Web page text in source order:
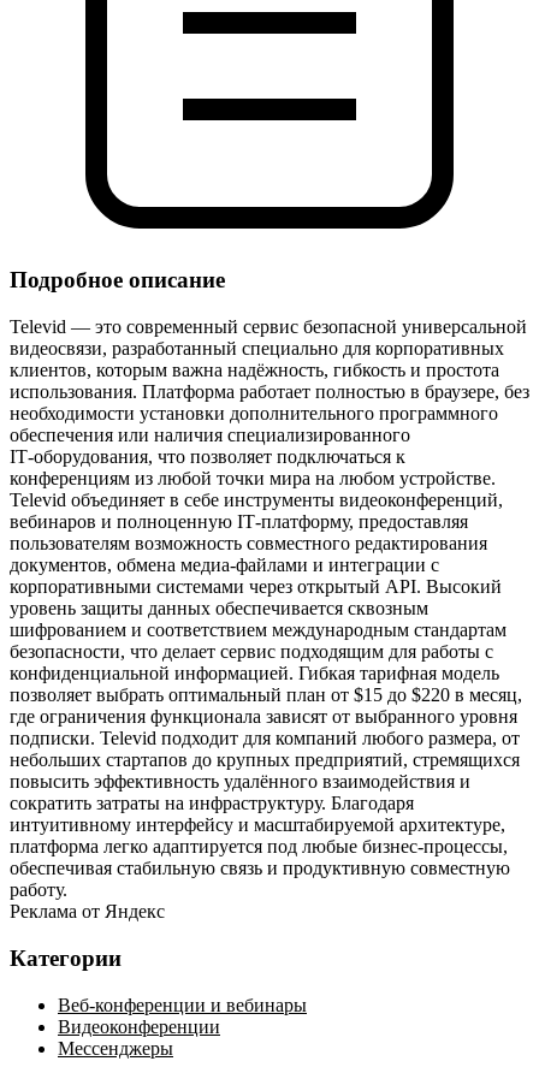
Подробное описание
Televid — это современный сервис безопасной универсальной
видеосвязи, разработанный специально для корпоративных
клиентов, которым важна надёжность, гибкость и простота
использования. Платформа работает полностью в браузере, без
необходимости установки дополнительного программного
обеспечения или наличия специализированного
IT‑оборудования, что позволяет подключаться к
конференциям из любой точки мира на любом устройстве.
Televid объединяет в себе инструменты видеоконференций,
вебинаров и полноценную IT‑платформу, предоставляя
пользователям возможность совместного редактирования
документов, обмена медиа‑файлами и интеграции с
корпоративными системами через открытый API. Высокий
уровень защиты данных обеспечивается сквозным
шифрованием и соответствием международным стандартам
безопасности, что делает сервис подходящим для работы с
конфиденциальной информацией. Гибкая тарифная модель
позволяет выбрать оптимальный план от $15 до $220 в месяц,
где ограничения функционала зависят от выбранного уровня
подписки. Televid подходит для компаний любого размера, от
небольших стартапов до крупных предприятий, стремящихся
повысить эффективность удалённого взаимодействия и
сократить затраты на инфраструктуру. Благодаря
интуитивному интерфейсу и масштабируемой архитектуре,
платформа легко адаптируется под любые бизнес‑процессы,
обеспечивая стабильную связь и продуктивную совместную
работу.
Реклама от Яндекс
Категории
Веб-конференции и вебинары
Видеоконференции
Мессенджеры